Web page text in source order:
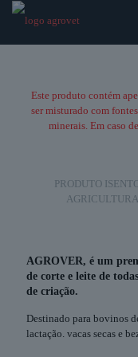
Este produto contém
ser misturado com
minerais. Em caso
PRODUTO
com
10
kg
AGROVER, é um
de corte e leite de
de criação.
Destinado para bovinos
lactação. vacas secas e